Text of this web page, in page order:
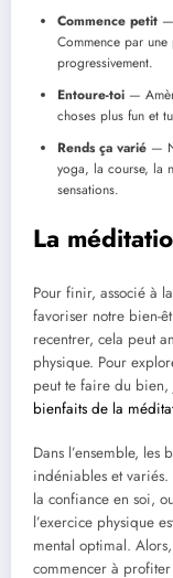
Commence petit
Commence par
progressivement.
Entoure-toi —
choses plus fun et
Rends ça varié —
yoga, la course, la
sensations.
La
Pour finir, associé à
favoriser notre bien-
recentrer, cela peut
physique. Pour
peut te faire du
bienfaits de la
Dans l’ensemble, les
indéniables et
la confiance en soi,
l’exercice physique
mental optimal.
commencer à